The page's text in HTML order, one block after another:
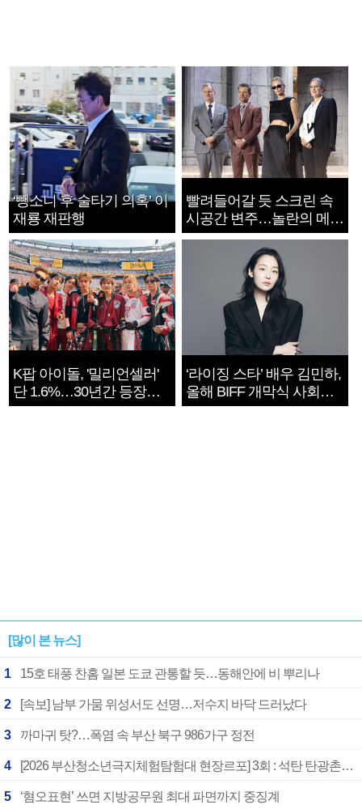
‘뺑소니 후 술타기 의혹’ 이
재룡 재판행
빨려들어갈 듯 스크린 속
시공간 변주…놀란의 메시
지는 ‘전쟁 속죄’
K팝 아이돌, '밀리언셀러'
단 1.6%…30년간 등장
1182개팀 전수조사
‘라이징 스타’ 배우 김민하,
올해 BIFF 개막식 사회자
확정
[많이 본 뉴스]
1 15호 태풍 찬홈 일본 도쿄 관통할 듯…동해안에 비 뿌리나
2 [속보] 남부 가뭄 위성서도 선명…저수지 바닥 드러났다
3 까마귀 탓?…폭염 속 부산 북구 986가구 정전
4 [2026 부산청소년극지체험탐험대 현장르포] 3회 : 석탄 탄광촌에서 북극 연구의 중심지로
5 ‘혐오표현’ 쓰면 지방공무원 최대 파면까지 중징계